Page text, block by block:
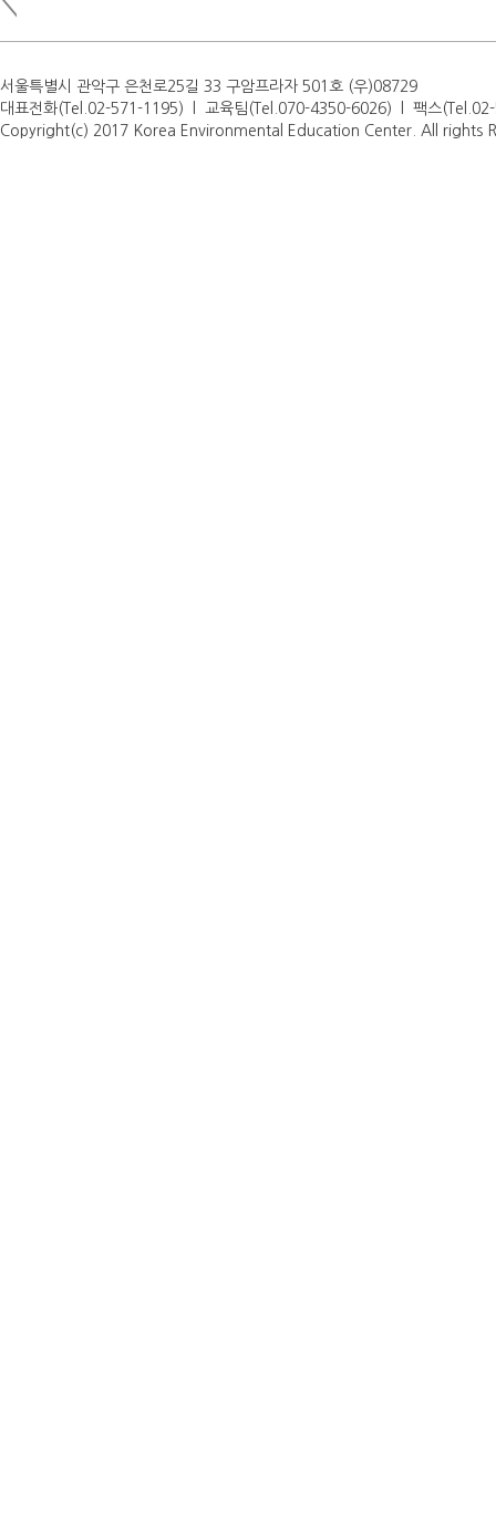
서울특별시 관악구 은천로25길 33 구암프라자 501호 (우)08729
대표전화(Tel.02-571-1195) l 교육팀(Tel.070-4350-6026) l 팩스
Copyright(c) 2017 Korea Environmental Education Center. All rights